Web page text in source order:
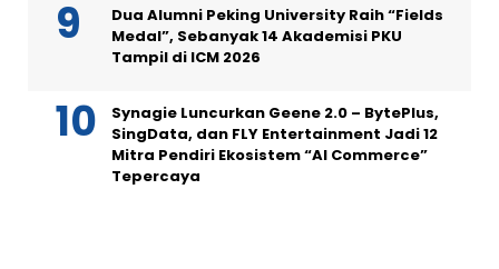
Dua Alumni Peking University Raih “Fields
Medal”, Sebanyak 14 Akademisi PKU
Tampil di ICM 2026
Synagie Luncurkan Geene 2.0 – BytePlus,
SingData, dan FLY Entertainment Jadi 12
Mitra Pendiri Ekosistem “AI Commerce”
Tepercaya